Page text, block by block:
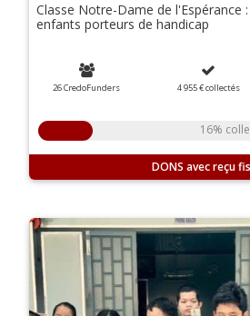
Classe Notre-Dame de l'Espérance
enfants porteurs de handicap
26 CredoFunders 4 955 €collectés
16%
DONS